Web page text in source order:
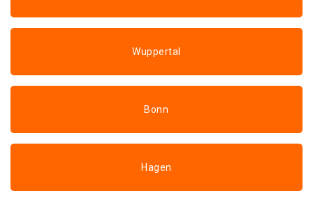
Wuppertal
Bonn
Hagen